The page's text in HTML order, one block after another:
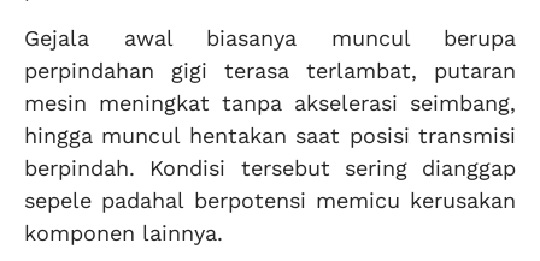
Gejala awal biasanya muncul berupa
perpindahan gigi terasa terlambat, putaran
mesin meningkat tanpa akselerasi seimbang,
hingga muncul hentakan saat posisi transmisi
berpindah. Kondisi tersebut sering dianggap
sepele padahal berpotensi memicu kerusakan
komponen lainnya.